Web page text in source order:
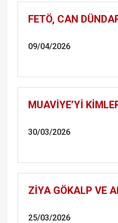
FETÖ, CAN
09/04/2026
MUAVİYE’Yİ
30/03/2026
ZİYA GÖKALP VE
25/03/2026